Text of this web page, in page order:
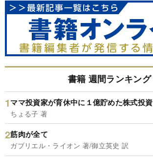
書籍 週間ランキング
ママ投資家が育休中に１億貯めた株式投資
ちょる子 著
筋肉が全て
ガブリエル・ライオン 著/御立英史 訳